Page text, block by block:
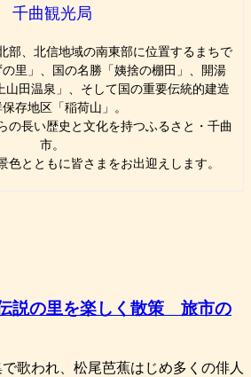
千曲観光局
部、北信地域の南東部に位置するまちで
里」、国の名勝「姨捨の棚田」、開湯
山田温泉」、そして国の重要伝統的建造
存地区「稲荷山」。
の長い歴史と文化を持つふるさと・千曲
市。
色とともに皆さまをお出迎えします。
説の里を楽しく散策 旅市の
歌われ、松尾芭蕉はじめ多くの俳人